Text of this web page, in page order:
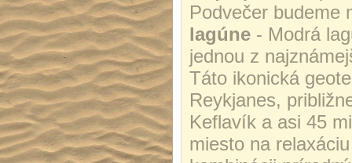
Podvečer
lagúne - Modrá
jednou z
Táto ikonická
Reykjanes,
Keflavík a asi 45
miesto na